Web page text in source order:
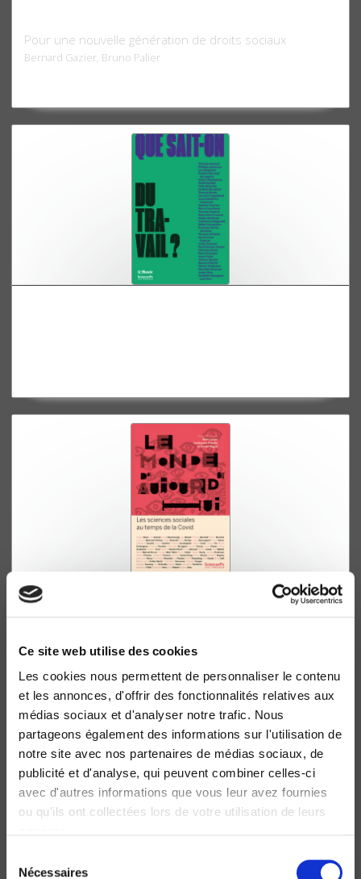
Ce site web utilise des cookies
Les cookies nous permettent de personnaliser le contenu
et les annonces, d'offrir des fonctionnalités relatives aux
médias sociaux et d'analyser notre trafic. Nous
partageons également des informations sur l'utilisation de
notre site avec nos partenaires de médias sociaux, de
publicité et d'analyse, qui peuvent combiner celles-ci
avec d'autres informations que vous leur avez fournies
ou qu'ils ont collectées lors de votre utilisation de leurs
Nécessaires
Pour une nouvelle génération de droits sociaux
Bernard Gazier, Bruno Palier
Le Monde d'aujourd'hui
Les sciences sociales au temps de la Covid